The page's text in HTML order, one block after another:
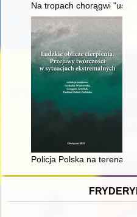
Na tropach chorągwi
Policja Polska na